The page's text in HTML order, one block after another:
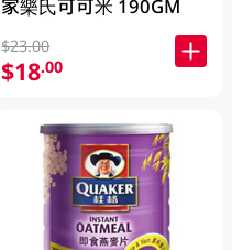
家樂氏可可米 190GM
$23.00
$18.00